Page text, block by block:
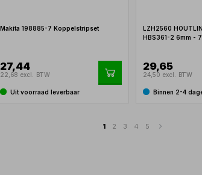
Makita 198885-7 Koppelstripset
27,44
22,68 excl. BTW
Uit voorraad leverbaar
LZH2560
HBS361-2 6mm -
29,65
24,50 excl. BTW
Binnen 2-4
1 2 3 4 5